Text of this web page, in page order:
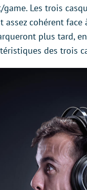
Les trois
cohérent
plus tard,
des trois